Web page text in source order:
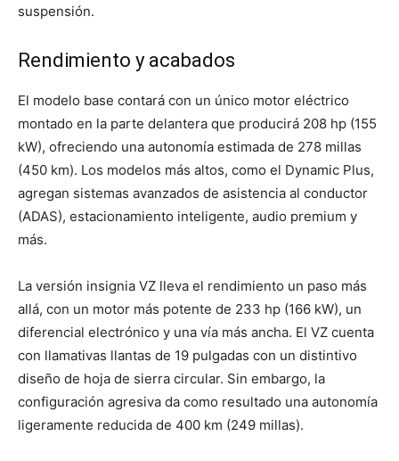
suspensión.
Rendimiento y acabados
El modelo base contará con un único motor eléctrico
montado en la parte delantera que producirá 208 hp (155
kW), ofreciendo una autonomía estimada de 278 millas
(450 km). Los modelos más altos, como el Dynamic Plus,
agregan sistemas avanzados de asistencia al conductor
(ADAS), estacionamiento inteligente, audio premium y
más.
La versión insignia VZ lleva el rendimiento un paso más
allá, con un motor más potente de 233 hp (166 kW), un
diferencial electrónico y una vía más ancha. El VZ cuenta
con llamativas llantas de 19 pulgadas con un distintivo
diseño de hoja de sierra circular. Sin embargo, la
configuración agresiva da como resultado una autonomía
ligeramente reducida de 400 km (249 millas).